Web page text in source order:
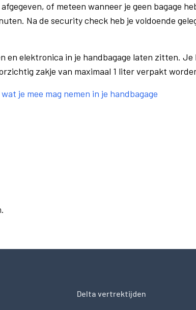
of meteen wanneer je geen bagage
Na de security check heb je voldoende
en elektronica in je handbagage laten zitten.
zakje van maximaal 1 liter verpakt
je mee mag nemen in je handbagage
Delta vertrektijden